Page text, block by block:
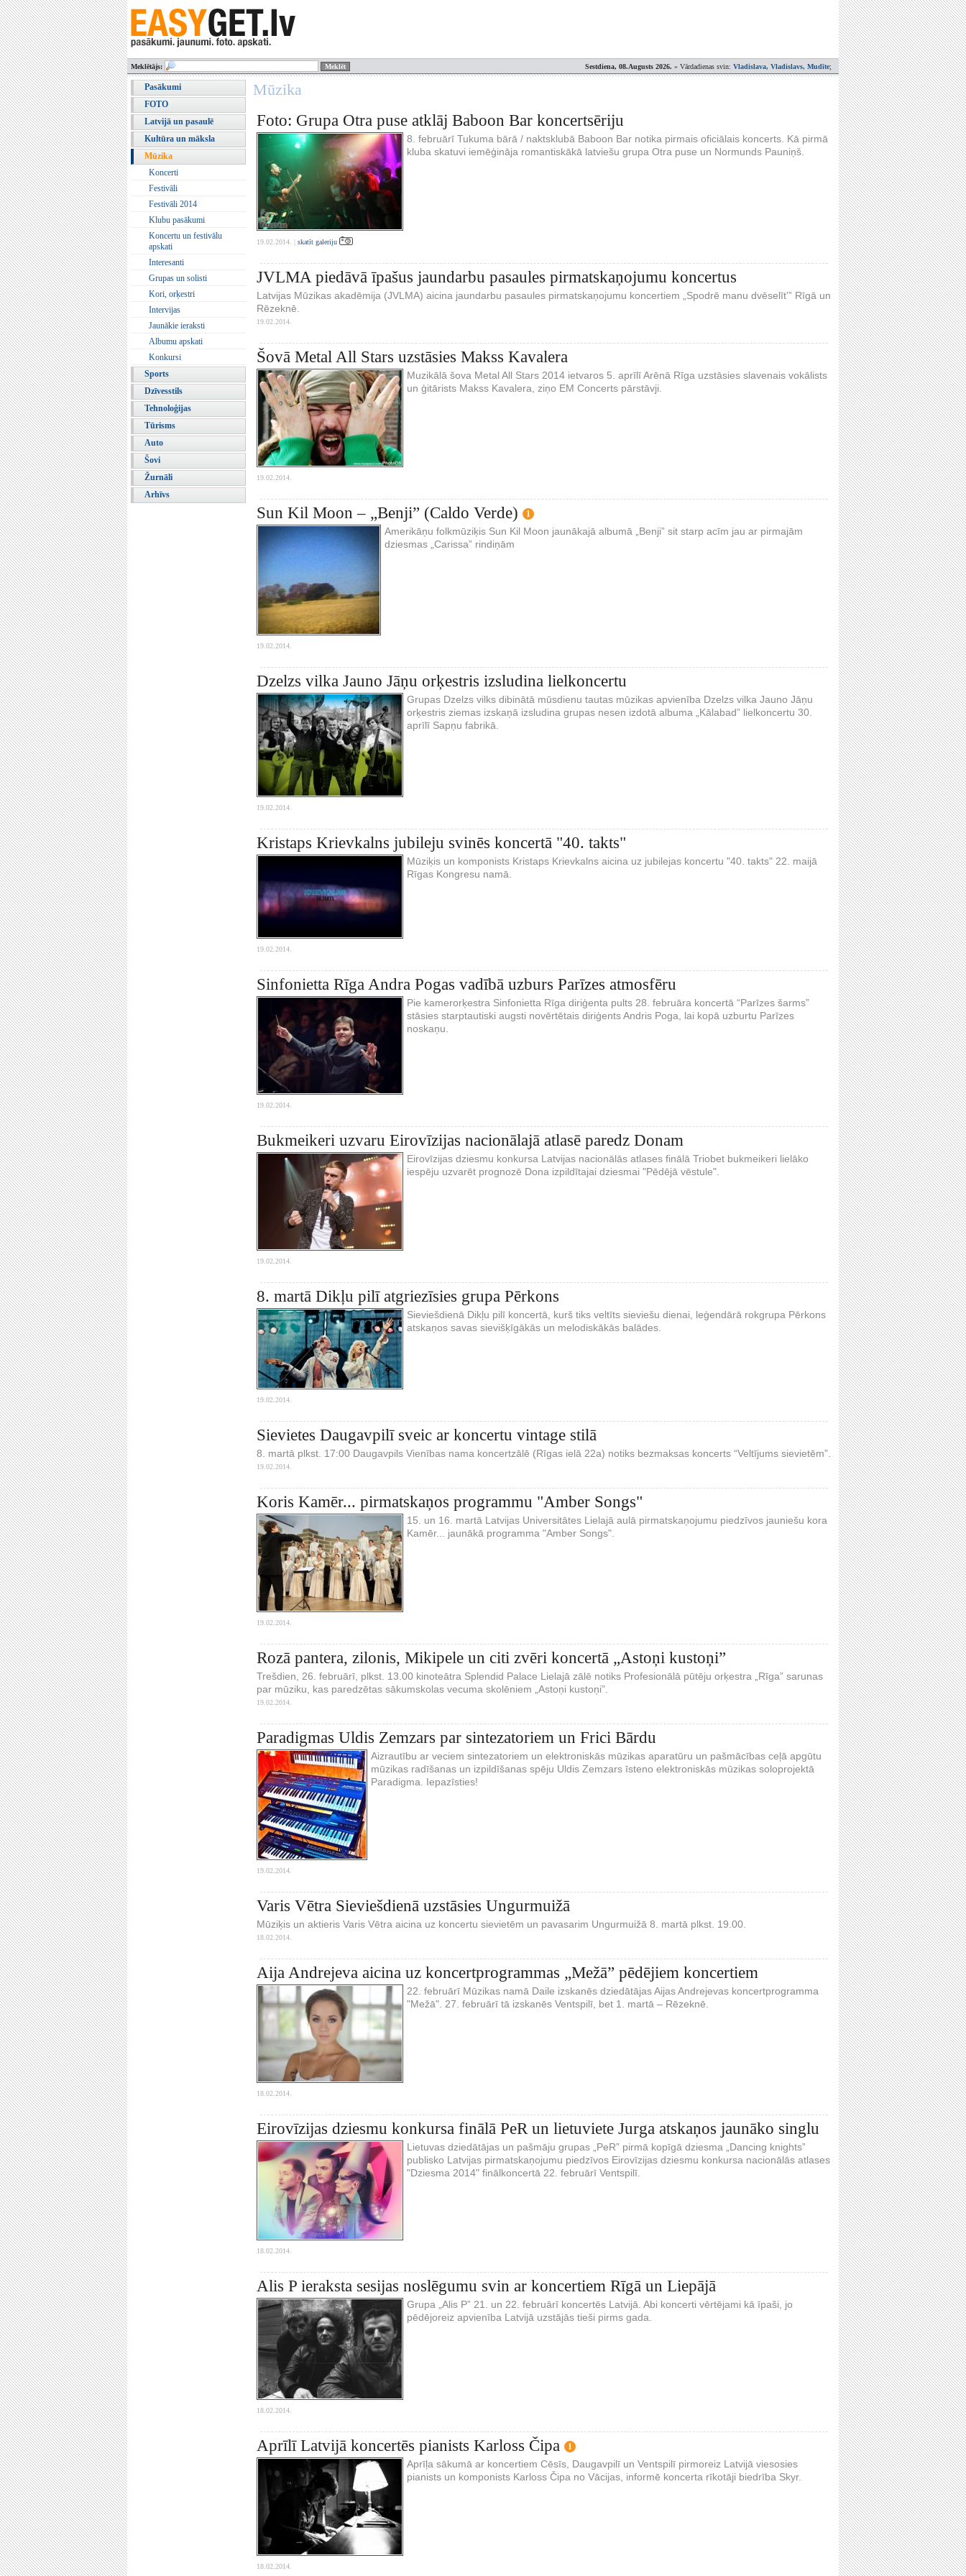
Sestdiena, 08.Augusts 2026. » Vārdadienas svin: Vladislava, Vladislavs, Mudīte;
Meklētājs:
Pasākumi
FOTO
Latvijā un pasaulē
Kultūra un māksla
Mūzika
Koncerti
Festivāli
Festivāli 2014
Klubu pasākumi
Koncertu un festivālu
apskati
Interesanti
Grupas un solisti
Kori, orķestri
Intervijas
Jaunākie ieraksti
Albumu apskati
Konkursi
Sports
Dzīvesstils
Tehnoloģijas
Tūrisms
Auto
Šovi
Žurnāli
Arhīvs
Mūzika
Foto: Grupa Otra puse atklāj Baboon Bar koncertsēriju
8. februārī Tukuma bārā / naktsklubā Baboon Bar notika pirmais oficiālais koncerts. Kā pirmā
kluba skatuvi iemēģināja romantiskākā latviešu grupa Otra puse un Normunds Pauniņš.
19.02.2014. | skatīt galeriju
JVLMA piedāvā īpašus jaundarbu pasaules pirmatskaņojumu koncertus
Latvijas Mūzikas akadēmija (JVLMA) aicina jaundarbu pasaules pirmatskaņojumu koncertiem „Spodrē manu dvēselīt’” Rīgā un
Rēzeknē.
19.02.2014.
Šovā Metal All Stars uzstāsies Makss Kavalera
Muzikālā šova Metal All Stars 2014 ietvaros 5. aprīlī Arēnā Rīga uzstāsies slavenais vokālists
un ģitārists Makss Kavalera, ziņo EM Concerts pārstāvji.
19.02.2014.
Sun Kil Moon – „Benji” (Caldo Verde) 1
Amerikāņu folkmūziķis Sun Kil Moon jaunākajā albumā „Benji” sit starp acīm jau ar pirmajām
dziesmas „Carissa” rindiņām
19.02.2014.
Dzelzs vilka Jauno Jāņu orķestris izsludina lielkoncertu
Grupas Dzelzs vilks dibinātā mūsdienu tautas mūzikas apvienība Dzelzs vilka Jauno Jāņu
orķestris ziemas izskaņā izsludina grupas nesen izdotā albuma „Kālabad” lielkoncertu 30.
aprīlī Sapņu fabrikā.
19.02.2014.
Kristaps Krievkalns jubileju svinēs koncertā "40. takts"
Mūziķis un komponists Kristaps Krievkalns aicina uz jubilejas koncertu "40. takts" 22. maijā
Rīgas Kongresu namā.
19.02.2014.
Sinfonietta Rīga Andra Pogas vadībā uzburs Parīzes atmosfēru
Pie kamerorķestra Sinfonietta Rīga diriģenta pults 28. februāra koncertā “Parīzes šarms”
stāsies starptautiski augsti novērtētais diriģents Andris Poga, lai kopā uzburtu Parīzes
noskaņu.
19.02.2014.
Bukmeikeri uzvaru Eirovīzijas nacionālajā atlasē paredz Donam
Eirovīzijas dziesmu konkursa Latvijas nacionālās atlases finālā Triobet bukmeikeri lielāko
iespēju uzvarēt prognozē Dona izpildītajai dziesmai "Pēdējā vēstule".
19.02.2014.
8. martā Dikļu pilī atgriezīsies grupa Pērkons
Sieviešdienā Dikļu pilī koncertā, kurš tiks veltīts sieviešu dienai, leģendārā rokgrupa Pērkons
atskaņos savas sievišķīgākās un melodiskākās balādes.
19.02.2014.
Sievietes Daugavpilī sveic ar koncertu vintage stilā
8. martā plkst. 17:00 Daugavpils Vienības nama koncertzālē (Rīgas ielā 22a) notiks bezmaksas koncerts “Veltījums sievietēm”.
19.02.2014.
Koris Kamēr... pirmatskaņos programmu "Amber Songs"
15. un 16. martā Latvijas Universitātes Lielajā aulā pirmatskaņojumu piedzīvos jauniešu kora
Kamēr... jaunākā programma "Amber Songs".
19.02.2014.
Rozā pantera, zilonis, Mikipele un citi zvēri koncertā „Astoņi kustoņi”
Trešdien, 26. februārī, plkst. 13.00 kinoteātra Splendid Palace Lielajā zālē notiks Profesionālā pūtēju orķestra „Rīga” sarunas
par mūziku, kas paredzētas sākumskolas vecuma skolēniem „Astoņi kustoņi”.
19.02.2014.
Paradigmas Uldis Zemzars par sintezatoriem un Frici Bārdu
Aizrautību ar veciem sintezatoriem un elektroniskās mūzikas aparatūru un pašmācības ceļā apgūtu
mūzikas radīšanas un izpildīšanas spēju Uldis Zemzars īsteno elektroniskās mūzikas soloprojektā
Paradigma. Iepazīsties!
19.02.2014.
Varis Vētra Sieviešdienā uzstāsies Ungurmuižā
Mūziķis un aktieris Varis Vētra aicina uz koncertu sievietēm un pavasarim Ungurmuižā 8. martā plkst. 19.00.
18.02.2014.
Aija Andrejeva aicina uz koncertprogrammas „Mežā” pēdējiem koncertiem
22. februārī Mūzikas namā Daile izskanēs dziedātājas Aijas Andrejevas koncertprogramma
"Mežā". 27. februārī tā izskanēs Ventspilī, bet 1. martā – Rēzeknē.
18.02.2014.
Eirovīzijas dziesmu konkursa finālā PeR un lietuviete Jurga atskaņos jaunāko singlu
Lietuvas dziedātājas un pašmāju grupas „PeR” pirmā kopīgā dziesma „Dancing knights”
publisko Latvijas pirmatskaņojumu piedzīvos Eirovīzijas dziesmu konkursa nacionālās atlases
"Dziesma 2014" finālkoncertā 22. februārī Ventspilī.
18.02.2014.
Alis P ieraksta sesijas noslēgumu svin ar koncertiem Rīgā un Liepājā
Grupa „Alis P” 21. un 22. februārī koncertēs Latvijā. Abi koncerti vērtējami kā īpaši, jo
pēdējoreiz apvienība Latvijā uzstājās tieši pirms gada.
18.02.2014.
Aprīlī Latvijā koncertēs pianists Karloss Čipa 1
Aprīļa sākumā ar koncertiem Cēsīs, Daugavpilī un Ventspilī pirmoreiz Latvijā viesosies
pianists un komponists Karloss Čipa no Vācijas, informē koncerta rīkotāji biedrība Skyr.
18.02.2014.